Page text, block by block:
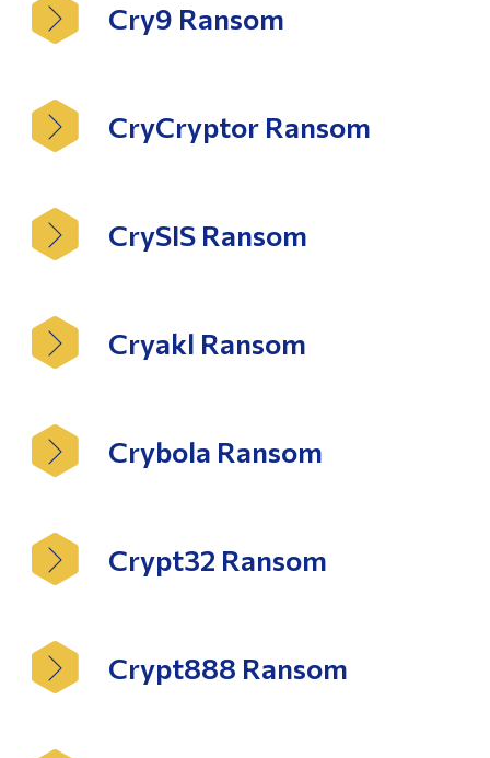
Cry9 Ransom
CryCryptor Ransom
CrySIS Ransom
Cryakl Ransom
Crybola Ransom
Crypt32 Ransom
Crypt888 Ransom